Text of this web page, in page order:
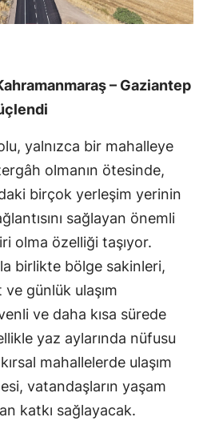
– Gaziantep
yalnızca bir mahalleye
olmanın ötesinde,
birçok yerleşim yerinin
sağlayan önemli
olma özelliği taşıyor.
birlikte bölge sakinleri,
günlük ulaşım
ve daha kısa sürede
yaz aylarında nüfusu
mahallelerde ulaşım
vatandaşların yaşam
katkı sağlayacak.